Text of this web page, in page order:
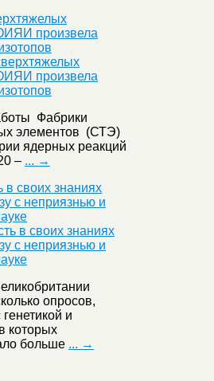
произвела
Фабрики
элементов (СТЭ)
ядерных реакций
– ... →
в своих знаниях
с неприязнью и
опросов,
и
которых
больше ... →